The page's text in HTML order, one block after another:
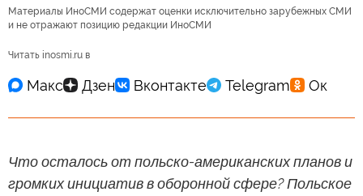
Материалы ИноСМИ содержат оценки исключительно зарубежных СМИ
и не отражают позицию редакции ИноСМИ
Читать inosmi.ru в
Что осталось от польско-американских планов и
громких инициатив в оборонной сфере? Польское